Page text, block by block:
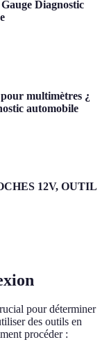
Diagnostic
multimètres ¿
automobile
12V, OUTIL
pour déterminer
des outils en
procéder :